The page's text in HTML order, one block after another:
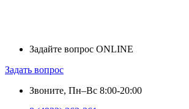
Задайте вопрос ONLINE
Задать вопрос
Звоните, Пн–Вс 8:00-20:00